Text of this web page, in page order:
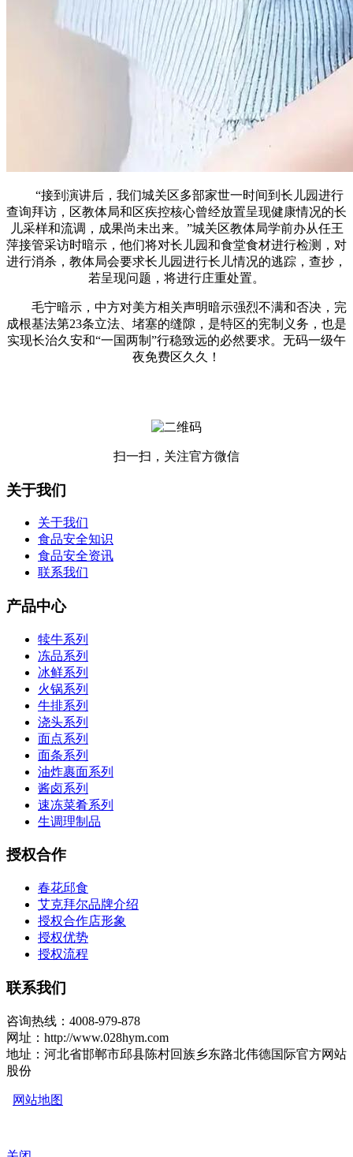
“接到演讲后，我们城关区多部家世一时间到长儿园进行
查询拜访，区教体局和区疾控核心曾经放置呈现健康情况的长
儿采样和流调，成果尚未出来。”城关区教体局学前办从任王
萍接管采访时暗示，他们将对长儿园和食堂食材进行检测，对
进行消杀，教体局会要求长儿园进行长儿情况的逃踪，查抄，
若呈现问题，将进行庄重处置。
毛宁暗示，中方对美方相关声明暗示强烈不满和否决，完
成根基法第23条立法、堵塞的缝隙，是特区的宪制义务，也是
实现长治久安和“一国两制”行稳致远的必然要求。无码一级午
夜免费区久久！
扫一扫，关注官方微信
关于我们
关于我们
食品安全知识
食品安全资讯
联系我们
产品中心
犊牛系列
冻品系列
冰鲜系列
火锅系列
牛排系列
浇头系列
面点系列
面条系列
油炸裹面系列
酱卤系列
速冻菜肴系列
生调理制品
授权合作
春花邱食
艾克拜尔品牌介绍
授权合作店形象
授权优势
授权流程
联系我们
咨询热线：4008-979-878
网址：http://www.028hym.com
地址：河北省邯郸市邱县陈村回族乡东路北伟德国际官方网站
股份
网站地图